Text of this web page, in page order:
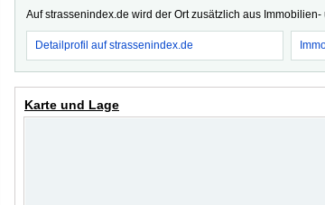
Auf strassenindex.de wird der Ort zusätzlich aus
Detailprofil auf strassenindex.de
Karte und Lage